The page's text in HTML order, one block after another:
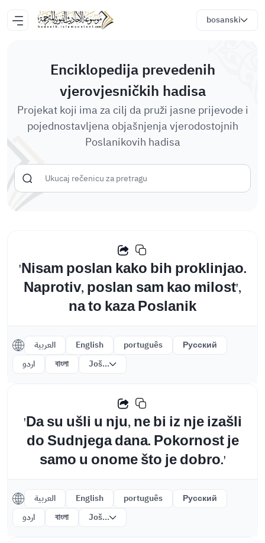
bosanski
Enciklopedija prevedenih
vjerovjesničkih hadisa
Projekat koji ima za cilj da pruži jasne prijevode i
pojednostavljena objašnjenja vjerodostojnih
Poslanikovih hadisa
'Nisam poslan kako bih proklinjao.
Naprotiv, poslan sam kao milost',
na to kaza Poslanik
العربية English português
Русский
اردو
বাংলা Još...
'Da su ušli u nju, ne bi iz nje izašli
do Sudnjega dana. Pokornost je
samo u onome što je dobro.'
العربية English português
Русский
اردو
বাংলা Još...